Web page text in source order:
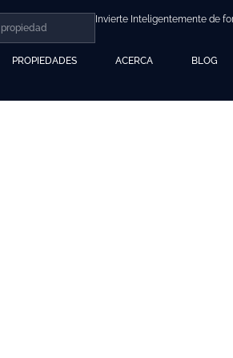
Invierte Inteligentemente de
PROPIEDADES ACERCA BLOG